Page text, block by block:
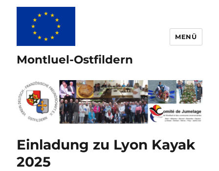
Montluel-Ostfildern
MENÜ
Einladung zu Lyon Kayak
2025